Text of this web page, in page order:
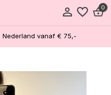
0
Nederland vanaf € 75,-